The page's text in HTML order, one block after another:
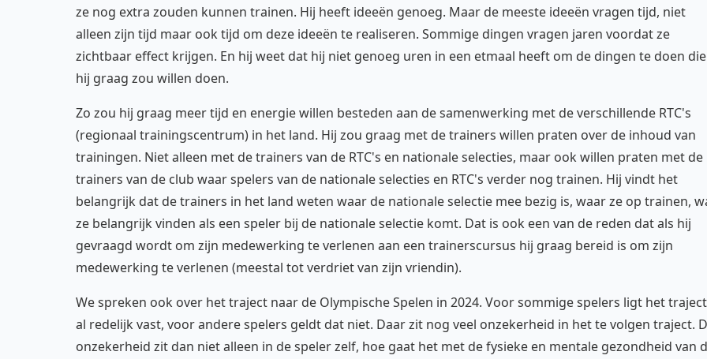
ze nog extra zouden kunnen trainen. Hij heeft ideeën genoeg. Maar de meeste ideeën vragen tijd, niet
alleen zijn tijd maar ook tijd om deze ideeën te realiseren. Sommige dingen vragen jaren voordat ze
zichtbaar effect krijgen. En hij weet dat hij niet genoeg uren in een etmaal heeft om de dingen te doen die
hij graag zou willen doen.
Zo zou hij graag meer tijd en energie willen besteden aan de samenwerking met de verschillende RTC's
(regionaal trainingscentrum) in het land. Hij zou graag met de trainers willen praten over de inhoud van
trainingen. Niet alleen met de trainers van de RTC's en nationale selecties, maar ook willen praten met de
trainers van de club waar spelers van de nationale selecties en RTC's verder nog trainen. Hij vindt het
belangrijk dat de trainers in het land weten waar de nationale selectie mee bezig is, waar ze op trainen,
ze belangrijk vinden als een speler bij de nationale selectie komt. Dat is ook een van de reden dat als hij
gevraagd wordt om zijn medewerking te verlenen aan een trainerscursus hij graag bereid is om zijn
medewerking te verlenen (meestal tot verdriet van zijn vriendin).
We spreken ook over het traject naar de Olympische Spelen in 2024. Voor sommige spelers ligt het traject
al redelijk vast, voor andere spelers geldt dat niet. Daar zit nog veel onzekerheid in het te volgen traject.
onzekerheid zit dan niet alleen in de speler zelf, hoe gaat het met de fysieke en mentale gezondheid van